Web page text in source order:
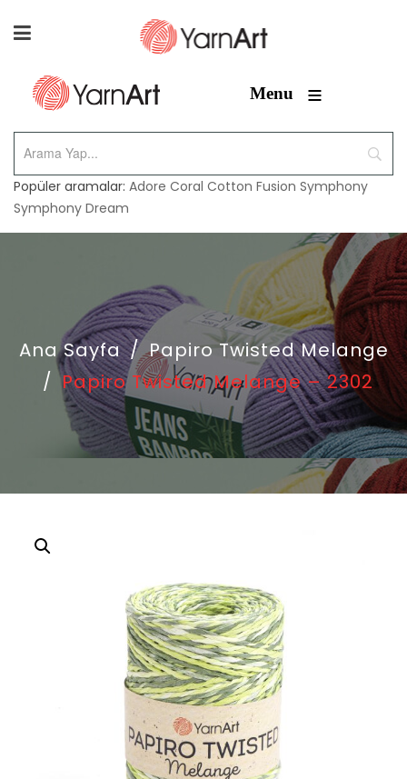
Menu ≡
Popüler aramalar: Adore Coral Cotton Fusion Symphony
Symphony Dream
Ana Sayfa / Papiro Twisted Melange
/ Papiro Twisted Melange – 2302